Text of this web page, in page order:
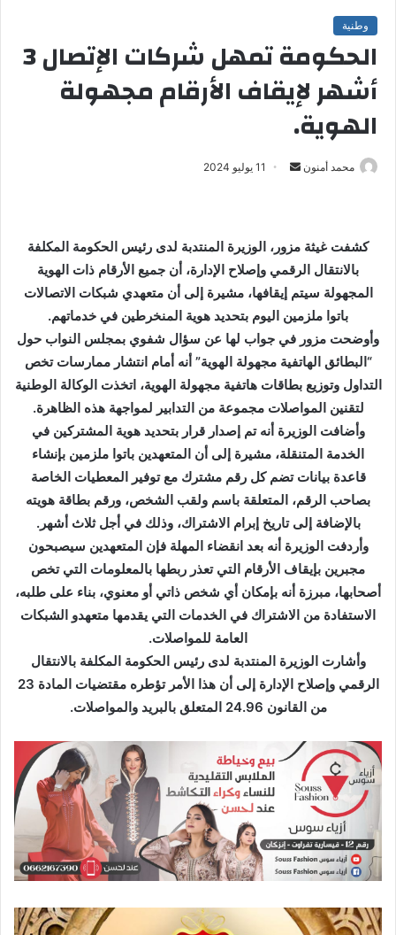
وطنية
الحكومة تمهل شركات الإتصال 3
أشهر لإيقاف الأرقام مجهولة
الهوية.
محمد أمنون
ب
ر
د
ا
ل
ك
ر
ن
ي
ا
11 يوليو 2024
كشفت غيثة مزور، الوزيرة المنتدبة لدى رئيس الحكومة المكلفة
بالانتقال الرقمي وإصلاح الإدارة، أن جميع الأرقام ذات الهوية
المجهولة سيتم إيقافها، مشيرة إلى أن متعهدي شبكات الاتصالات
باتوا ملزمين اليوم بتحديد هوية المنخرطين في خدماتهم.
وأوضحت مزور في جواب لها عن سؤال شفوي بمجلس النواب حول
“البطائق الهاتفية مجهولة الهوية” أنه أمام انتشار ممارسات تخص
التداول وتوزيع بطاقات هاتفية مجهولة الهوية، اتخذت الوكالة الوطنية
لتقنين المواصلات مجموعة من التدابير لمواجهة هذه الظاهرة.
وأضافت الوزيرة أنه تم إصدار قرار بتحديد هوية المشتركين في
الخدمة المتنقلة، مشيرة إلى أن المتعهدين باتوا ملزمين بإنشاء
قاعدة بيانات تضم كل رقم مشترك مع توفير المعطيات الخاصة
بصاحب الرقم، المتعلقة باسم ولقب الشخص، ورقم بطاقة هويته
بالإضافة إلى تاريخ إبرام الاشتراك، وذلك في أجل ثلاث أشهر.
وأردفت الوزيرة أنه بعد انقضاء المهلة فإن المتعهدين سيصبحون
مجبرين بإيقاف الأرقام التي تعذر ربطها بالمعلومات التي تخص
أصحابها، مبرزة أنه بإمكان أي شخص ذاتي أو معنوي، بناء على طلبه،
الاستفادة من الاشتراك في الخدمات التي يقدمها متعهدو الشبكات
العامة للمواصلات.
وأشارت الوزيرة المنتدبة لدى رئيس الحكومة المكلفة بالانتقال
الرقمي وإصلاح الإدارة إلى أن هذا الأمر تؤطره مقتضيات المادة 23
من القانون 24.96 المتعلق بالبريد والمواصلات.